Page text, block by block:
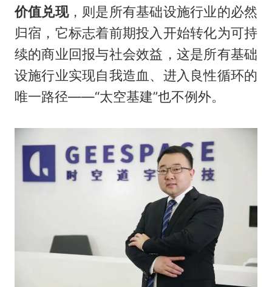
价值兑现，则是所有基础设施行业的必然
归宿，它标志着前期投入开始转化为可持
续的商业回报与社会效益，这是所有基础
设施行业实现自我造血、进入良性循环的
唯一路径——“太空基建”也不例外。